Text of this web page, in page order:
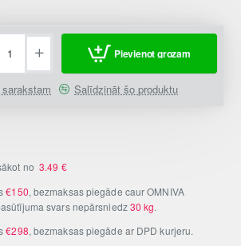
Pievienot grozam
Salīdzināt šo produktu
no3.49 €
€150, bezmaksas piegāde caur OMNIVA
svars nepārsniedz30 kg.
€298, bezmaksas piegāde ar DPD kurjeru.